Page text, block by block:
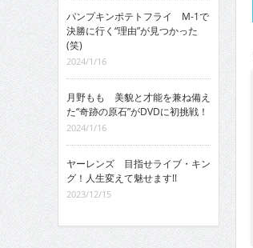
パンプキンポテトフライ M-1で
決勝に行く“理由”が見つかった
(笑)
2024/1/16
月野もも 美貌と才能を兼ね備え
た“奇跡の原石”がDVDに初挑戦！
2024/1/16
ヤーレンズ 目指せライブ・キン
グ！人生変えて魅せます!!
2023/12/15